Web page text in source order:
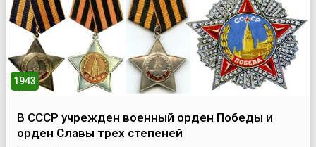
1943
В СССР учрежден военный орден Победы и
орден Славы трех степеней